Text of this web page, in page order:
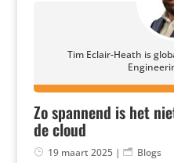
Zo spannend is het
de cloud
19 maart 2025| Blogs
Tim Eclair-Heath is